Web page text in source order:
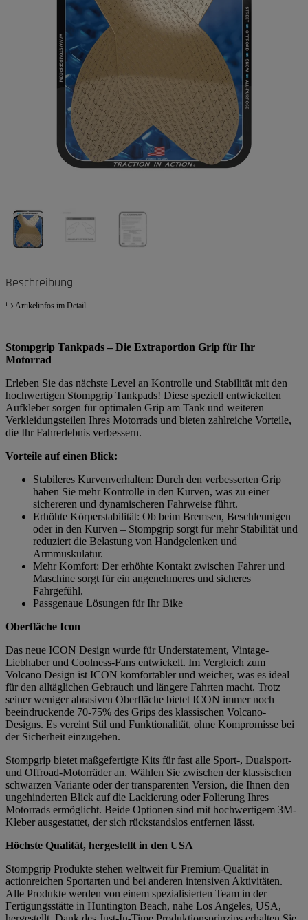
Beschreibung
Artikelinfos im Detail
Stompgrip Tankpads – Die Extraportion Grip für Ihr
Motorrad
Erleben Sie das nächste Level an Kontrolle und Stabilität mit den
hochwertigen Stompgrip Tankpads! Diese speziell entwickelten
Aufkleber sorgen für optimalen Grip am Tank und weiteren
Verkleidungsteilen Ihres Motorrads und bieten zahlreiche Vorteile,
die Ihr Fahrerlebnis verbessern.
Vorteile auf einen Blick:
Stabileres Kurvenverhalten: Durch den verbesserten Grip
haben Sie mehr Kontrolle in den Kurven, was zu einer
sichereren und dynamischeren Fahrweise führt.
Erhöhte Körperstabilität: Ob beim Bremsen, Beschleunigen
oder in den Kurven – Stompgrip sorgt für mehr Stabilität und
reduziert die Belastung von Handgelenken und
Armmuskulatur.
Mehr Komfort: Der erhöhte Kontakt zwischen Fahrer und
Maschine sorgt für ein angenehmeres und sicheres
Fahrgefühl.
Passgenaue Lösungen für Ihr Bike
Oberfläche Icon
Das neue ICON Design wurde für Understatement, Vintage-
Liebhaber und Coolness-Fans entwickelt. Im Vergleich zum
Volcano Design ist ICON komfortabler und weicher, was es ideal
für den alltäglichen Gebrauch und längere Fahrten macht. Trotz
seiner weniger abrasiven Oberfläche bietet ICON immer noch
beeindruckende 70-75% des Grips des klassischen Volcano-
Designs. Es vereint Stil und Funktionalität, ohne Kompromisse bei
der Sicherheit einzugehen.
Stompgrip bietet maßgefertigte Kits für fast alle Sport-, Dualsport-
und Offroad-Motorräder an. Wählen Sie zwischen der klassischen
schwarzen Variante oder der transparenten Version, die Ihnen den
ungehinderten Blick auf die Lackierung oder Folierung Ihres
Motorrads ermöglicht. Beide Optionen sind mit hochwertigem 3M-
Kleber ausgestattet, der sich rückstandslos entfernen lässt.
Höchste Qualität, hergestellt in den USA
Stompgrip Produkte stehen weltweit für Premium-Qualität in
actionreichen Sportarten und bei anderen intensiven Aktivitäten.
Alle Produkte werden von einem spezialisierten Team in der
Fertigungsstätte in Huntington Beach, nahe Los Angeles, USA,